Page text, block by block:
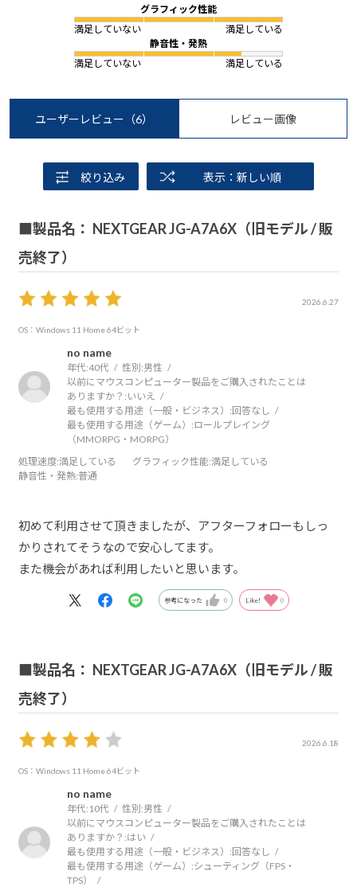
グラフィック性能
満足していない
満足している
静音性・発熱
満足していない
満足している
ユーザーレビュー （6） レビュー画像
絞り込み 表示：新しい順
■製品名： NEXTGEAR JG-A7A6X（旧モデル / 販
売終了）
2026.6.27
OS：Windows 11 Home 64ビット
no name
年代:40代 性別:男性
以前にマウスコンピューター製品をご購入されたことは
ありますか？: いいえ
最も使用する用途（一般・ビジネス）: 回答なし
最も使用する用途（ゲーム）:ロールプレイング
（MMORPG・MORPG）
処理速度:満足している グラフィック性能:満足している
静音性・発熱:普通
初めて利用させて頂きましたが、アフターフォローもしっ
かりされてそうなので安心してます。
また機会があれば利用したいと思います。
参考になった 0 Like! 0
■製品名： NEXTGEAR JG-A7A6X（旧モデル / 販
売終了）
2026.6.18
OS：Windows 11 Home 64ビット
no name
年代: 10代 性別:男性
以前にマウスコンピューター製品をご購入されたことは
ありますか？:はい
最も使用する用途（一般・ビジネス）: 回答なし
最も使用する用途（ゲーム）:シューティング（FPS・
TPS）